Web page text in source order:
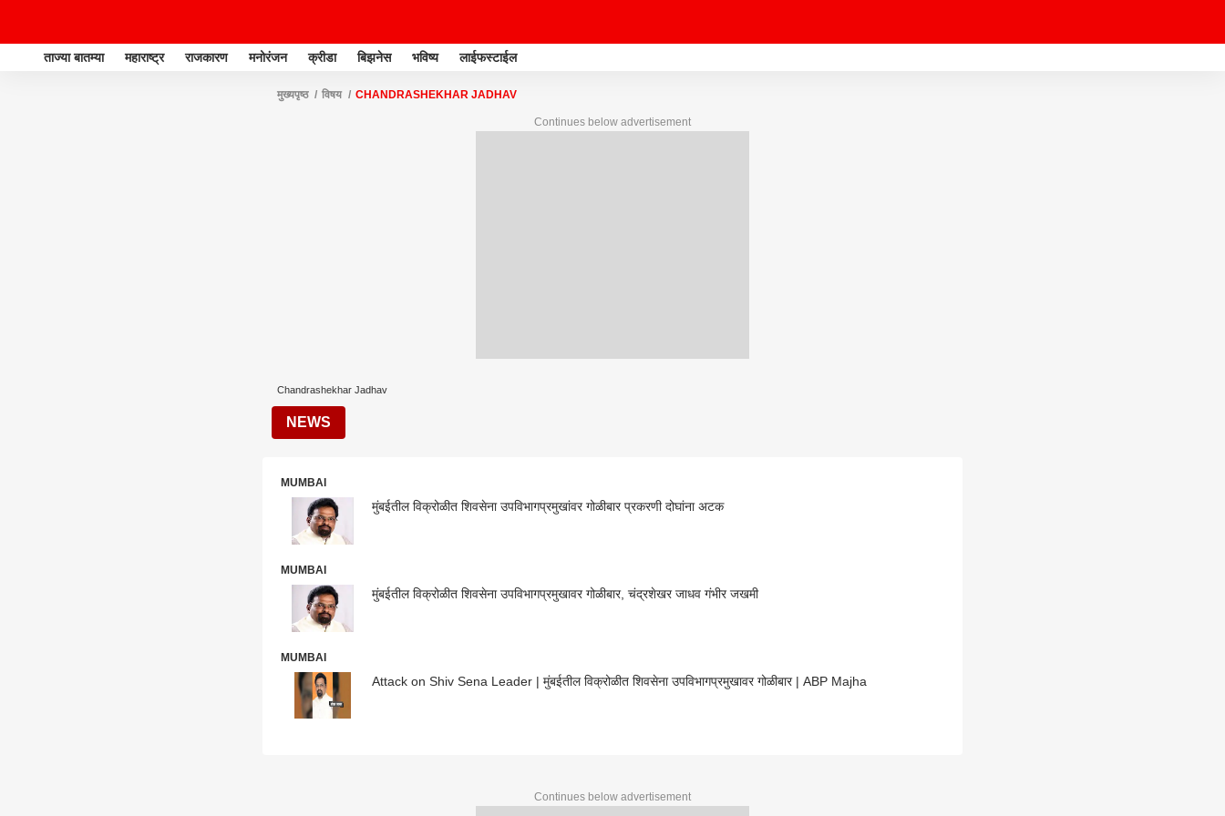
ताज्या बातम्या महाराष्ट्र राजकारण मनोरंजन क्रीडा बिझनेस भविष्य लाईफस्टाईल
मुख्यपृष्ठ विषय CHANDRASHEKHAR JADHAV
Continues below advertisement
Chandrashekhar Jadhav
NEWS
MUMBAI
मुंबईतील विक्रोळीत शिवसेना उपविभागप्रमुखांवर गोळीबार प्रकरणी दोघांना अटक
MUMBAI
मुंबईतील विक्रोळीत शिवसेना उपविभागप्रमुखावर गोळीबार, चंद्रशेखर जाधव गंभीर जखमी
MUMBAI
Attack on Shiv Sena Leader | मुंबईतील विक्रोळीत शिवसेना उपविभागप्रमुखावर गोळीबार | ABP Majha
Continues below advertisement